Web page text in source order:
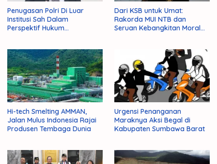
Penugasan Polri Di Luar
Institusi Sah Dalam
Perspektif Hukum
Dari KSB untuk Umat:
Rakorda MUI NTB dan
Seruan Kebangkitan Moral
Hi-tech Smelting AMMAN,
Jalan Mulus Indonesia Rajai
Produsen Tembaga Dunia
Urgensi Penanganan
Maraknya Aksi Begal di
Kabupaten Sumbawa Barat